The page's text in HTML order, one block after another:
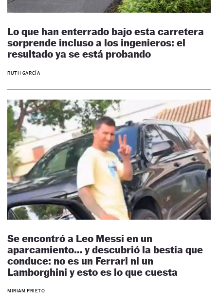
Lo que han enterrado bajo esta carretera
sorprende incluso a los ingenieros: el
resultado ya se está probando
RUTH GARCÍA
Se encontró a Leo Messi en un
aparcamiento… y descubrió la bestia que
conduce: no es un Ferrari ni un
Lamborghini y esto es lo que cuesta
MIRIAM PRIETO